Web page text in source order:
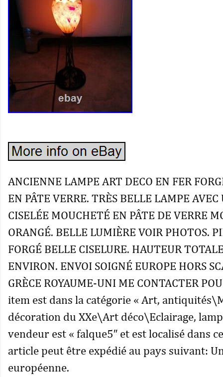
ANCIENNE LAMPE ART DECO EN FER
EN PÂTE VERRE. TRÈS BELLE LAMPE
CISELÉE MOUCHETÉ EN PÂTE DE VERRE
ORANGÉ. BELLE LUMIÈRE VOIR PHOTOS.
FORGÉ BELLE CISELURE. HAUTEUR
ENVIRON. ENVOI SOIGNÉ EUROPE HORS
GRÈCE ROYAUME-UNI ME CONTACTER
item est dans la catégorie « Art,
décoration du XXe\Art déco\Eclairage,
vendeur est « falque5″ et est localisé dans
article peut être expédié au pays suivant:
européenne.